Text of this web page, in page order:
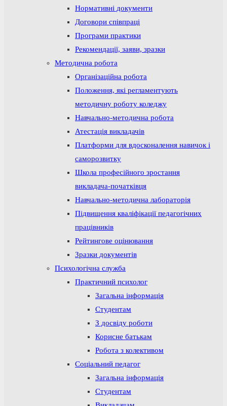
Нормативні документи
Договори співпраці
Програми практики
Рекомендації, заяви, зразки
Методична робота
Організаційна робота
Положення, які регламентують
методичну роботу коледжу
Навчально-методична робота
Атестація викладачів
Платформи для вдосконалення навичок і
саморозвитку
Школа професійного зростання
викладача-початківця
Навчально-методична лабораторія
Підвищення кваліфікації педагогічних
працівників
Рейтингове оцінювання
Зразки документів
Психологічна служба
Практичний психолог
Загальна інформація
Студентам
З досвіду роботи
Корисне батькам
Робота з колективом
Соціальний педагог
Загальна інформація
Студентам